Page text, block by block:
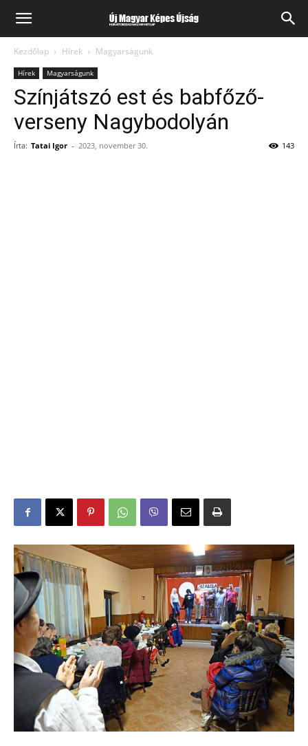
Kezdőlap Hírek Magyarságunk
Hírek Magyarságunk
Színjátszó est és babfőző-
verseny Nagybodolyán
Írta: Tatai Igor - 2023, november 30. 143